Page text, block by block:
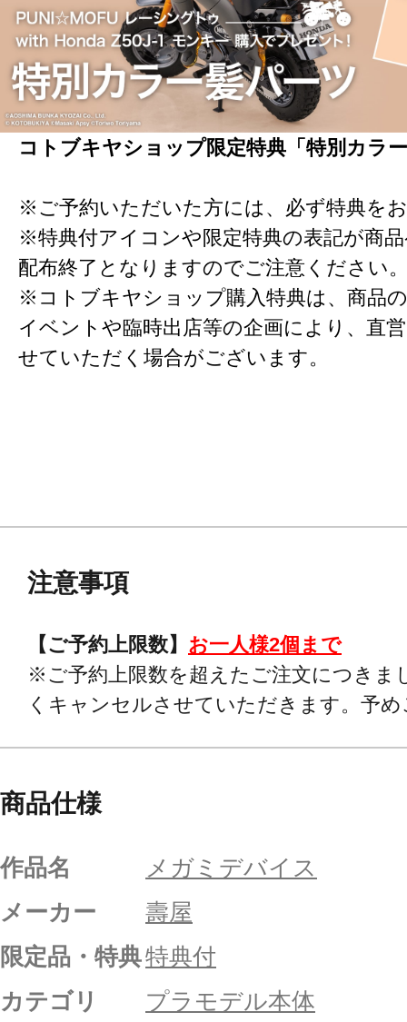
コトブキヤショップ限定特典「特別カラ
※ご予約いただいた方には、必ず特典を
※特典付アイコンや限定特典の表記が商
配布終了となりますのでご注意ください
※コトブキヤショップ購入特典は、商品
イベントや臨時出店等の企画により、直
せていただく場合がございます。
注意事項
【ご予約上限数】 お一人様2個まで
※ご予約上限数を超えたご注文につきま
くキャンセルさせていただきます。予
商品仕様
作品名
メガミデバイス
メーカー
壽屋
限定品・特典特典付
カテゴリ
プラモデル本体